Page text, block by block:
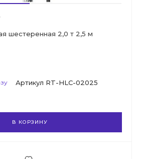
шестеренная 2,0 т 2,5 м
Артикул RT-HLC-02025
В КОРЗИНУ